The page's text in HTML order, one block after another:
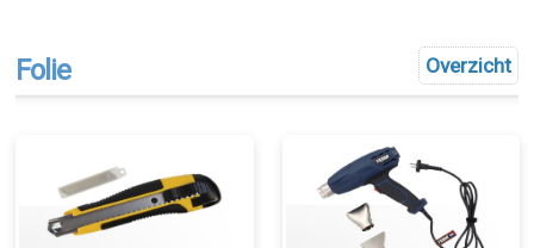
Overzicht
Folie